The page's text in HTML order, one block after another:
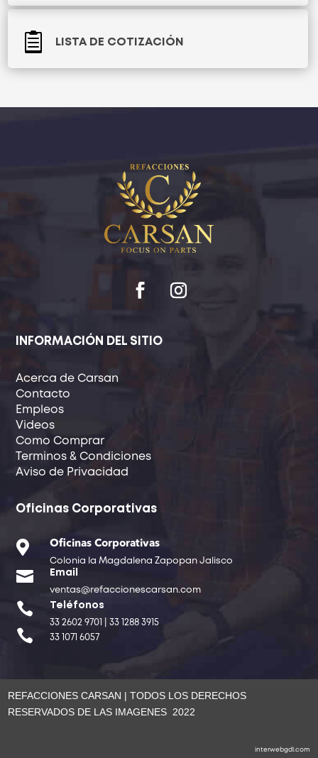
 LISTA DE COTIZACIÓN
INFORMACIÓN DEL SITIO
Acerca de Carsan
Contacto
Empleos
Videos
Como Comprar
Terminos & Condiciones
Aviso de Privacidad
Oficinas Corporativas
 Oficinas Corporativas
Colonia la Magdalena Zapopan Jalisco
 Email
ventas@refaccionescarsan.com
 Teléfonos
33 2602 9701 | 33 1288 3915
 33 1071 6057
REFACCIONES CARSAN | TODOS LOS DERECHOS
RESERVADOS DE LAS IMAGENES 2022
interwebgdl.com